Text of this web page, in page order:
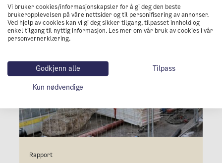
Rapport
Vi bruker cookies/informasjonskapsler for å gi deg den beste
brukeropplevelsen på våre nettsider og til personifisering av annonser.
Ved hjelp av cookies kan vi gi deg sikker tilgang, tilpasset innhold og
enkel tilgang til nyttig informasjon. Les mer om vår bruk av cookies i vår
personvernerklæring.
Godkjenn alle
Tilpass
Kun nødvendige